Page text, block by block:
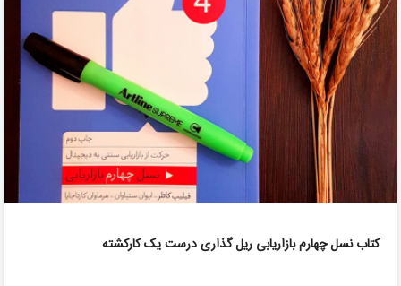
کتاب نسل چهارم بازاریابی ریل گذاری درست یک کارکشته